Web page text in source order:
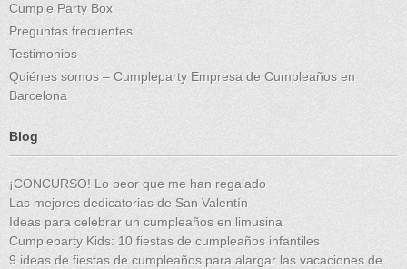
Cumple Party Box
Preguntas frecuentes
Testimonios
Quiénes somos – Cumpleparty Empresa de Cumpleaños en
Barcelona
Blog
¡CONCURSO! Lo peor que me han regalado
Las mejores dedicatorias de San Valentín
Ideas para celebrar un cumpleaños en limusina
Cumpleparty Kids: 10 fiestas de cumpleaños infantiles
9 ideas de fiestas de cumpleaños para alargar las vacaciones de